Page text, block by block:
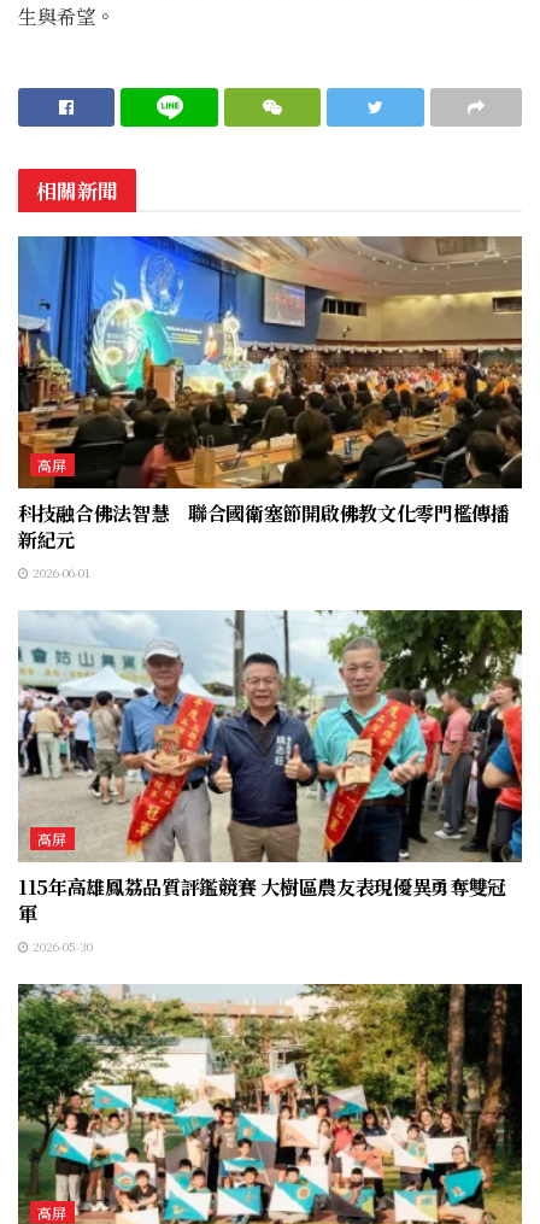
生與希望。
相關新聞
高屏
科技融合佛法智慧 聯合國衛塞節開啟佛教文化零門檻傳播
新紀元
2026-06-01
高屏
115年高雄鳳荔品質評鑑競賽 大樹區農友表現優異勇奪雙冠
軍
2026-05-30
高屏